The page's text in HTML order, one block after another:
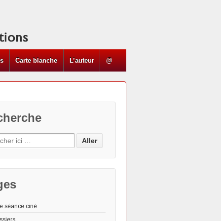
Carte blanche L’auteur @
séance ciné
"Actus"